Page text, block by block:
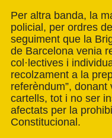
Per altra banda, la
policial, per ordres
seguiment que la
de Barcelona venia
col·lectives i
recolzament a la
referèndum”,
cartells, tot i no ser
afectats per la
Constitucional.